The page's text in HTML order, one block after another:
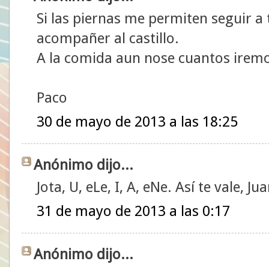
Si las piernas me permiten seguir
acompañer al castillo.
A la comida aun nose cuantos
Paco
30 de mayo de 2013 a las 18:25
Anónimo dijo...
Jota, U, eLe, I, A, eNe. Así te vale,
31 de mayo de 2013 a las 0:17
Anónimo dijo...